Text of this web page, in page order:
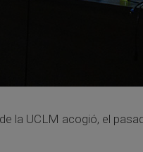
la UCLM acogió, el